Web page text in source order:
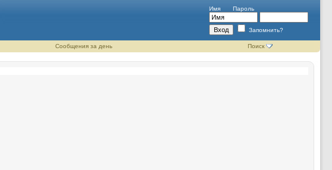
Имя Пароль
Запомнить?
Сообщения за день Поиск